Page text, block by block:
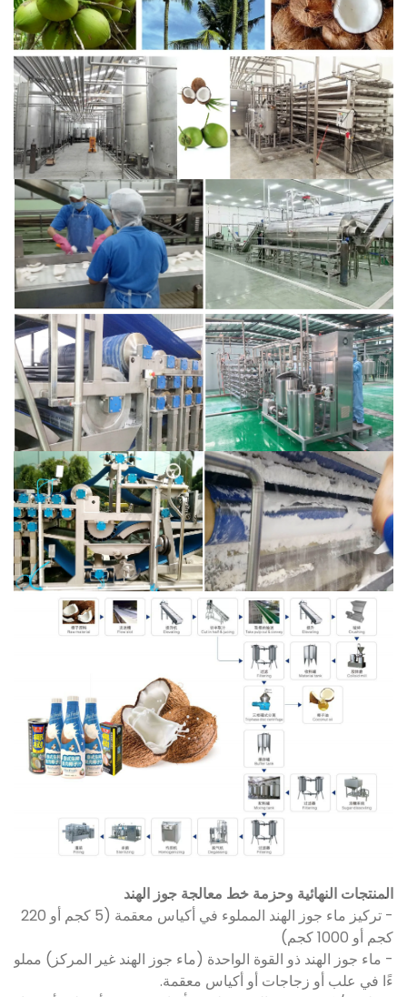
المنتجات النهائية وحزمة خط معالجة جوز الهند
- تركيز ماء جوز الهند المملوء في أكياس معقمة (5 كجم أو 220
كجم أو 1000 كجم)
- ماء جوز الهند ذو القوة الواحدة (ماء جوز الهند غير المركز) مملو
ءًا في علب أو زجاجات أو أكياس معقمة.